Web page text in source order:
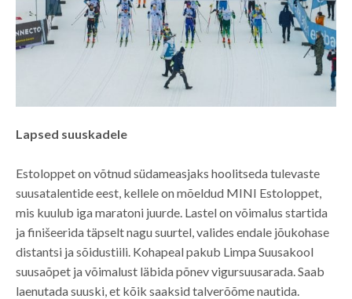
Lapsed suuskadele
Estoloppet on võtnud südameasjaks hoolitseda tulevaste
suusatalentide eest, kellele on mõeldud MINI Estoloppet,
mis kuulub iga maratoni juurde. Lastel on võimalus startida
ja finišeerida täpselt nagu suurtel, valides endale jõukohase
distantsi ja sõidustiili. Kohapeal pakub Limpa Suusakool
suusaõpet ja võimalust läbida põnev vigursuusarada. Saab
laenutada suuski, et kõik saaksid talverõõme nautida.